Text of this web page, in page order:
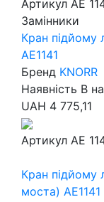
Артикул AE
Замінники
Кран підйому
AE1141
Бренд KNORR
Наявність В
UAH 4 775,11
Артикул AE
Кран підйому
моста) AE1141